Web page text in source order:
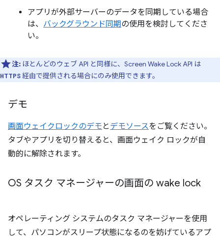
アプリが外部サーバーのデータを同期している場合
は、 バックグラウンド同期の使用を検討してくださ
い。
注: ほとんどのウェブ API と同様に、Screen Wake Lock API は
HTTPS経由で提供される場合にのみ使用できます。
デモ
画面ウェイクロックのデモ と デモソースをご覧ください。
タブやアプリを切り替えると、画面ウェイク ロックが自
動的に解除されます。
OS タスク マネージャーの画面の wake lock
オペレーティング システムのタスク マネージャーを使用
して、パソコンがスリープ状態になるのを妨げているアプ